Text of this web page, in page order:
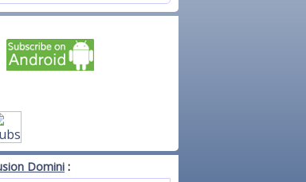
Domini :